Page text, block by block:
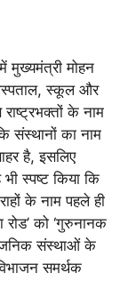
मुख्यमंत्री मोहन
स्कूल और
के नाम
संस्थानों का नाम
है, इसलिए
स्पष्ट किया कि
के नाम पहले ही
को ‘गुरुनानक
संस्थाओं के
समर्थक